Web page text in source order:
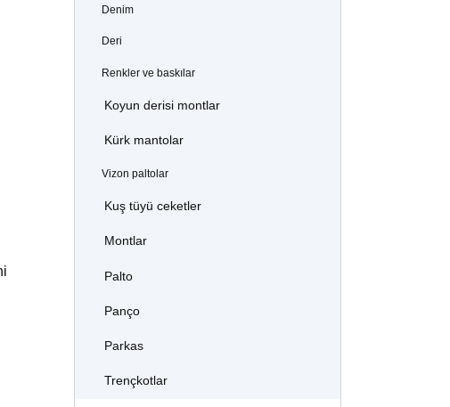
Denim
Deri
Renkler ve baskılar
Koyun derisi montlar
Kürk mantolar
Vizon paltolar
Kuş tüyü ceketler
Montlar
Palto
Panço
Parkas
Trençkotlar